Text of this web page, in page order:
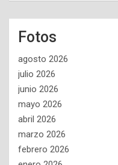
Fotos
agosto 2026
julio 2026
junio 2026
mayo 2026
abril 2026
marzo 2026
febrero 2026